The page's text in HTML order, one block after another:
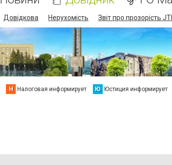
Довідкова Нерухомість Звіт про прозорість JTI
Н Налоговая информирует Ю Юстиция информирует